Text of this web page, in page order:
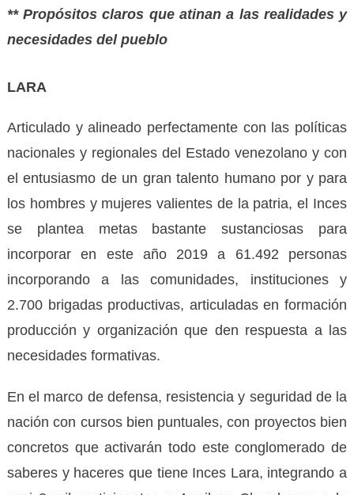
** Propósitos claros que atinan a las realidades y
necesidades del pueblo
LARA
Articulado y alineado perfectamente con las políticas
nacionales y regionales del Estado venezolano y con
el entusiasmo de un gran talento humano por y para
los hombres y mujeres valientes de la patria, el Inces
se plantea metas bastante sustanciosas para
incorporar en este año 2019 a 61.492 personas
incorporando a las comunidades, instituciones y
2.700 brigadas productivas, articuladas en formación
producción y organización que den respuesta a las
necesidades formativas.
En el marco de defensa, resistencia y seguridad de la
nación con cursos bien puntuales, con proyectos bien
concretos que activarán todo este conglomerado de
saberes y haceres que tiene Inces Lara, integrando a